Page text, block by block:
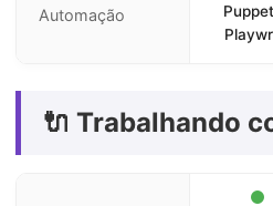
Automação
🔌 Trabalhando